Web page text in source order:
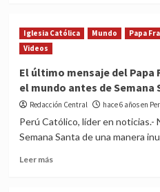
de
Moquegua:
Programa
de
Santa
Iglesia Católica Mundo Papa
Videos
El último mensaje del Papa
el mundo antes de Semana
Redacción Central hace 6 años en
Perú Católico, líder en noticias.-
Semana Santa de una manera
Leer másRead